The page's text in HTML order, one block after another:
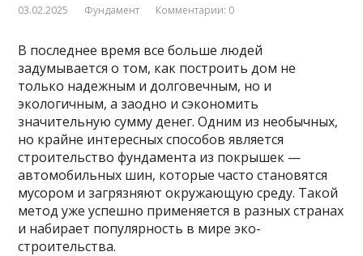
03.02.2025 Фундамент Комментарии: 0
В последнее время все больше людей
задумывается о том, как построить дом не
только надежным и долговечным, но и
экологичным, а заодно и сэкономить
значительную сумму денег. Одним из необычных,
но крайне интересных способов является
строительство фундамента из покрышек —
автомобильных шин, которые часто становятся
мусором и загрязняют окружающую среду. Такой
метод уже успешно применяется в разных странах
и набирает популярность в мире эко-
строительства.